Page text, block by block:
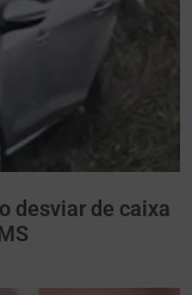
desviar de caixa